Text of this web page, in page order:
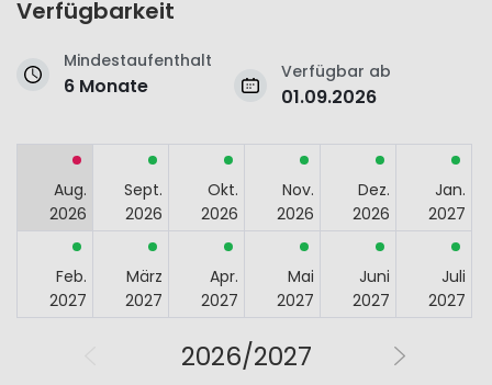
Verfügbarkeit
Mindestaufenthalt
6 Monate
Verfügbar ab
01.09.2026
Aug.
2026
Sept.
2026
Okt.
2026
Nov.
2026
Dez.
2026
Jan.
2027
Feb.
2027
März
2027
Apr.
2027
Mai
2027
Juni
2027
Juli
2027
2026/2027